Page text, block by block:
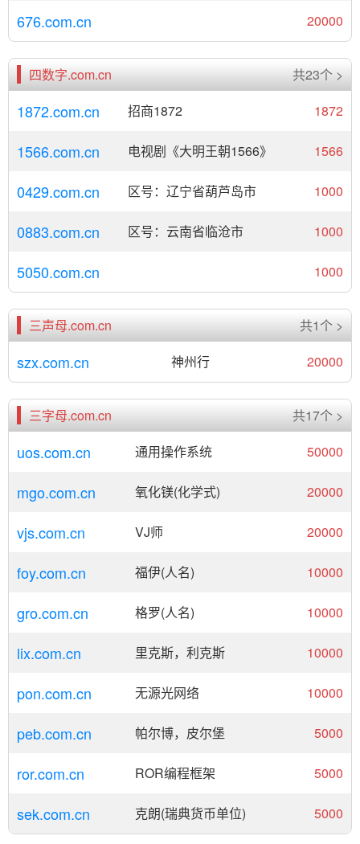
676.com.cn 20000
四数字.com.cn 共23个 >
1872.com.cn 招商1872 1872
1566.com.cn 电视剧《大明王朝1566》 1566
0429.com.cn 区号：辽宁省葫芦岛市 1000
0883.com.cn 区号：云南省临沧市 1000
5050.com.cn 1000
三声母.com.cn 共1个 >
szx.com.cn 神州行 20000
三字母.com.cn 共17个 >
uos.com.cn 通用操作系统 50000
mgo.com.cn 氧化镁(化学式) 20000
vjs.com.cn VJ师 20000
foy.com.cn 福伊(人名) 10000
gro.com.cn 格罗(人名) 10000
lix.com.cn 里克斯，利克斯 10000
pon.com.cn 无源光网络 10000
peb.com.cn 帕尔博，皮尔堡 5000
ror.com.cn ROR编程框架 5000
sek.com.cn 克朗(瑞典货币单位) 5000